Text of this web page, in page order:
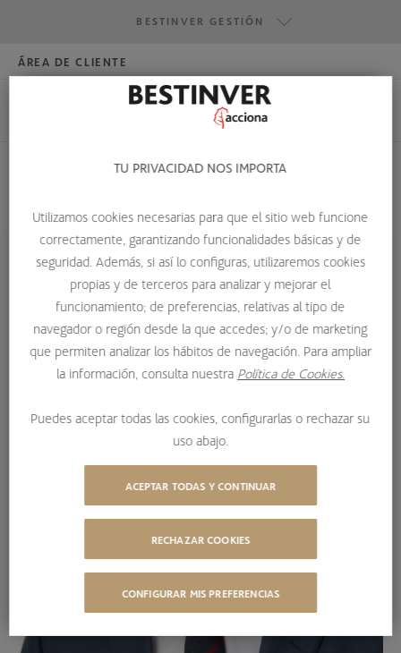
BESTINVER GESTIÓN
BESTINVER SECURITIES
ÁREA DE CLIENTE
TU PRIVACIDAD NOS IMPORTA
Utilizamos cookies necesarias para que el sitio web funcione
correctamente, garantizando funcionalidades básicas y de
seguridad. Además, si así lo configuras, utilizaremos cookies
propias y de terceros para analizar y mejorar el
funcionamiento; de preferencias, relativas al tipo de
navegador o región desde la que accedes; y/o de marketing
que permiten analizar los hábitos de navegación. Para ampliar
la información, consulta nuestra Política de Cookies.
Puedes aceptar todas las cookies, configurarlas o rechazar su
uso abajo.
CONFIGURAR MIS PREFERENCIAS
RECHAZAR COOKIES
ACEPTAR TODAS Y CONTINUAR